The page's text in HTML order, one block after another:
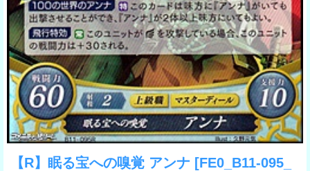
【R】眠る宝への嗅覚 アンナ [FE0_B11-095_